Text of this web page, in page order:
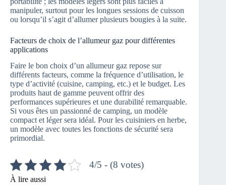
manipuler, surtout pour les longues sessions de cuisson
ou lorsqu’il s’agit d’allumer plusieurs bougies à la suite.
Facteurs de choix de l’allumeur gaz pour différentes
applications
Faire le bon choix d’un allumeur gaz repose sur
différents facteurs, comme la fréquence d’utilisation, le
type d’activité (cuisine, camping, etc.) et le budget. Les
produits haut de gamme peuvent offrir des
performances supérieures et une durabilité remarquable.
Si vous êtes un passionné de camping, un modèle
compact et léger sera idéal. Pour les cuisiniers en herbe,
un modèle avec toutes les fonctions de sécurité sera
primordial.
4/5 - (8 votes)
À lire aussi